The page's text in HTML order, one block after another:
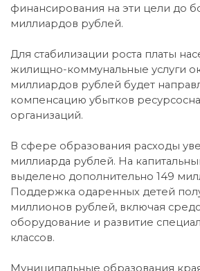
финансирования на эти цели до
миллиардов рублей.
Для стабилизации роста платы
жилищно-коммунальные услуги
миллиардов рублей будет
компенсацию убытков
организаций.
В сфере образования расходы
миллиарда рублей. На
выделено дополнительно 149
Поддержка одаренных детей
миллионов рублей, включая
оборудование и развитие
классов.
Муниципальные образования